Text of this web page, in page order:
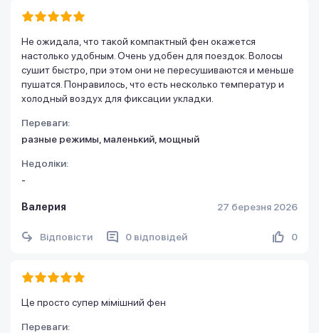
Не ожидала, что такой компактный фен окажется
настолько удобным. Очень удобен для поездок. Волосы
сушит быстро, при этом они не пересушиваются и меньше
пушатся. Понравилось, что есть несколько температур и
холодный воздух для фиксации укладки.
Переваги:
разные режимы, маленький, мощный
Недоліки:
-
Валерия 27 березня 2026
Відповісти 0 відповідей 0
Це просто супер мімішний фен
Переваги: